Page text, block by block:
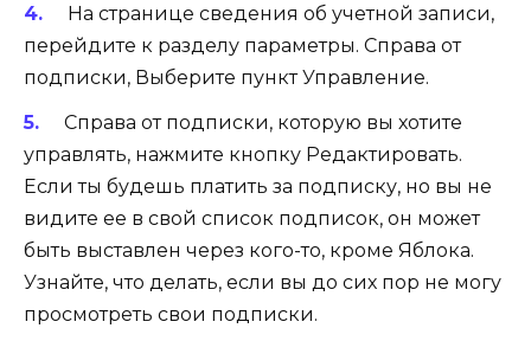
На странице сведения об учетной записи,
перейдите к разделу параметры. Справа от
подписки, Выберите пункт Управление.
Справа от подписки, которую вы хотите
управлять, нажмите кнопку Редактировать.
Если ты будешь платить за подписку, но вы не
видите ее в свой список подписок, он может
быть выставлен через кого-то, кроме Яблока.
Узнайте, что делать, если вы до сих пор не могу
просмотреть свои подписки.